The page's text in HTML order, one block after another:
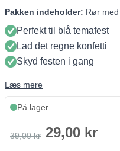
Pakken indeholder: Rør
Perfekt til blå temafest
Lad det regne konfetti
Skyd festen i gang
Læs mere
På lager
39,00 kr 29,00 kr